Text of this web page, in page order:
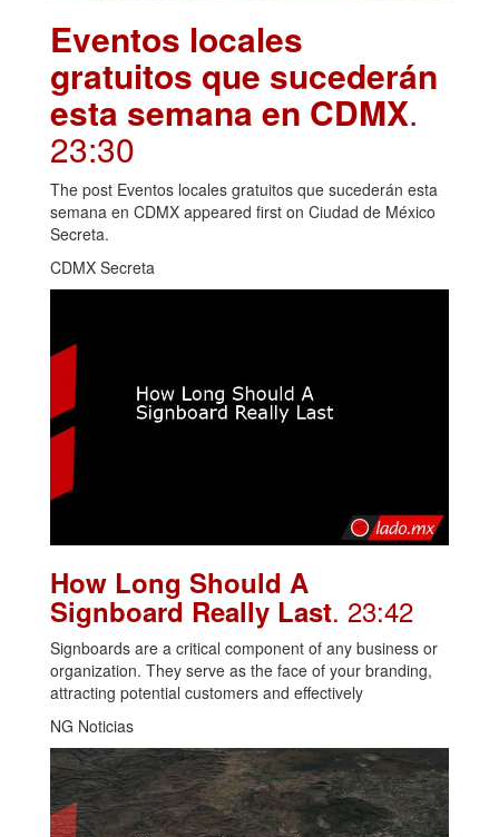
Eventos locales
gratuitos que sucederán
esta semana en CDMX.
23:30
The post Eventos locales gratuitos que sucederán esta
semana en CDMX appeared first on Ciudad de México
Secreta.
CDMX Secreta
How Long Should A
Signboard Really Last. 23:42
Signboards are a critical component of any business or
organization. They serve as the face of your branding,
attracting potential customers and effectively
NG Noticias